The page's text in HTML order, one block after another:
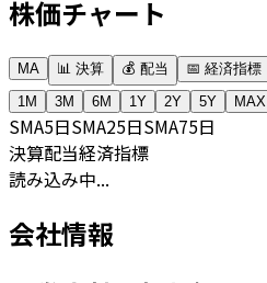
株価チャート
MA 📊 決算 💰 配当
📅 経済指標
1M
3M 6M 1Y 2Y 5Y MAX
SMA5日SMA25日SMA75日
決算配当経済指標
読み込み中...
会社情報